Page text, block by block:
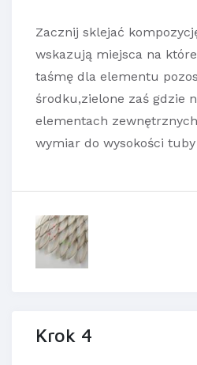
Zacznij sklejać
wskazują miejsca na
taśmę dla elementu
środku,zielone zaś gdzie
elementach
wymiar do wysokości
Krok 4